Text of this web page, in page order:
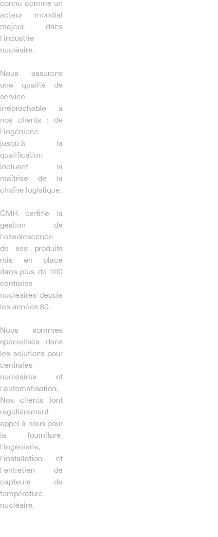
connu comme un
acteur mondial
majeur dans
l'industrie
nucléaire.
Nous assurons
une qualité de
service
irréprochable à
nos clients : de
l'ingénierie
jusqu'à la
qualification
incluant la
maîtrise de la
chaîne logistique.
CMR certifie la
gestion de
l'obsolescence
de ses produits
mis en place
dans plus de 100
centrales
nucléaires depuis
les années 80.
Nous sommes
spécialisés dans
les solutions pour
centrales
nucléaires et
l'automatisation.
Nos clients font
régulièrement
appel à nous pour
la fourniture,
l'ingénierie,
l'installation et
l'entretien de
capteurs de
température
nucléaire.